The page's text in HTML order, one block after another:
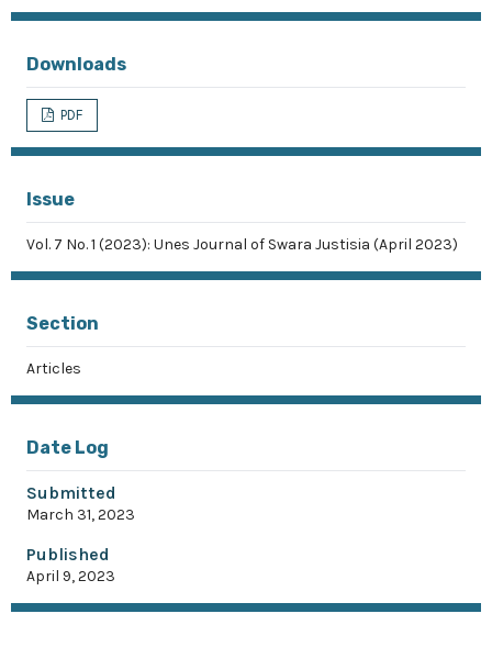
Downloads
PDF
Issue
Vol. 7 No. 1 (2023): Unes Journal of Swara Justisia (April 2023)
Section
Articles
Date Log
Submitted
March 31, 2023
Published
April 9, 2023